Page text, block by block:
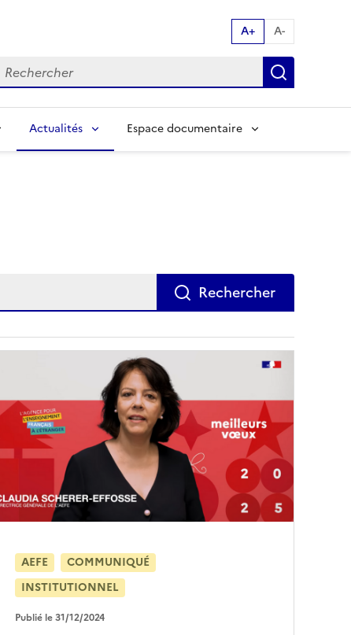
A+ A-
Recherche par mot clés:
Actualités Espace documentaire
Rechercher
AEFE
COMMUNIQUÉ
INSTITUTIONNEL
Publié le 31/12/2024